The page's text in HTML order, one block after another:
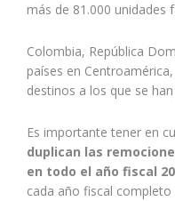
más de 81.000 unidades
Colombia, República
países en
destinos a los que se
Es importante tener en
duplican las
en todo el año fiscal
cada año fiscal completo